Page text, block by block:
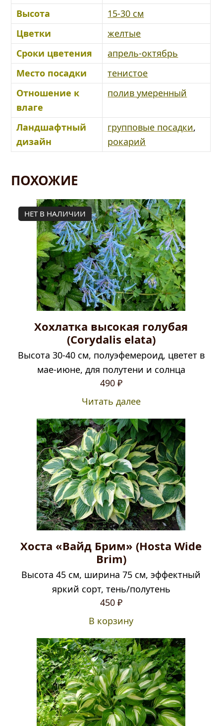
Высота
15-30 см
Цветки
желтые
Сроки цветения
апрель-октябрь
Место посадки
тенистое
Отношение к
влаге
полив умеренный
Ландшафтный
дизайн
групповые посадки,
рокарий
ПОХОЖИЕ
НЕТ В НАЛИЧИИ
Хохлатка высокая голубая
(Corydalis elata)
Высота 30-40 см, полуэфемероид, цветет в
мае-июне, для полутени и солнца
490 ₽
Читать далее
Хоста «Вайд Брим» (Hosta Wide
Brim)
Высота 45 см, ширина 75 см, эффектный
яркий сорт, тень/полутень
450 ₽
В корзину